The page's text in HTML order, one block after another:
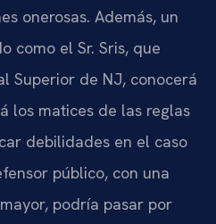
onerosas. Además, un
como el Sr. Sris, que
Superior de NJ, conocerá
los matices de las reglas
debilidades en el caso
público, con una
podría pasar por